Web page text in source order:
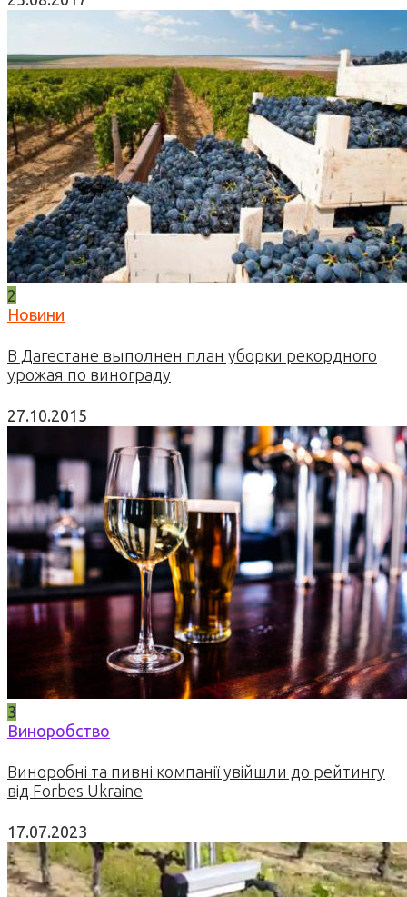
2
Новини
В Дагестане выполнен план уборки рекордного
урожая по винограду
27.10.2015
3
Виноробство
Виноробні та пивні компанії увійшли до рейтингу
від Forbes Ukraine
17.07.2023